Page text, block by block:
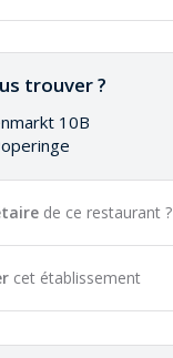
trouver ?
10B
de ce restaurant ?
cet établissement